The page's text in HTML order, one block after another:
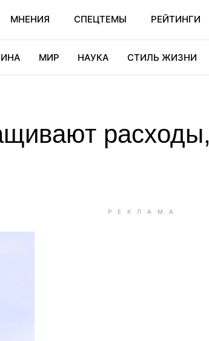
МНЕНИЯ СПЕЦТЕМЫ РЕЙТИНГИ
МИР НАУКА СТИЛЬ ЖИЗНИ
расходы,